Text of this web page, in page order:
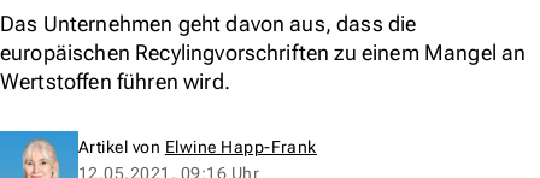
Das Unternehmen geht davon aus, dass die
europäischen Recylingvorschriften zu einem Mangel an
Wertstoffen führen wird.
Artikel von Elwine Happ-Frank
12.05.2021, 09:16 Uhr